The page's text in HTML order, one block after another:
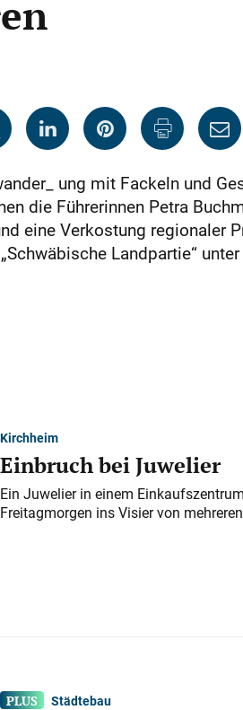
ung mit Fackeln und
die Führerinnen Petra
eine Verkostung regionaler
Landpartie“
Kirchheim
Einbruch bei Juwelier
Ein Juwelier in einem
Freitagmorgen ins Visier von
Städtebau